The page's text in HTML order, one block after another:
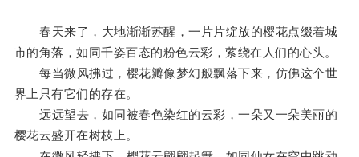
春天来了，大地渐渐苏醒，一片片绽放的樱花点缀着城
市的角落，如同千姿百态的粉色云彩，萦绕在人们的心头。
每当微风拂过，樱花瓣像梦幻般飘落下来，仿佛这个世
界上只有它们的存在。
远远望去，如同被春色染红的云彩，一朵又一朵美丽的
樱花云盛开在树枝上。